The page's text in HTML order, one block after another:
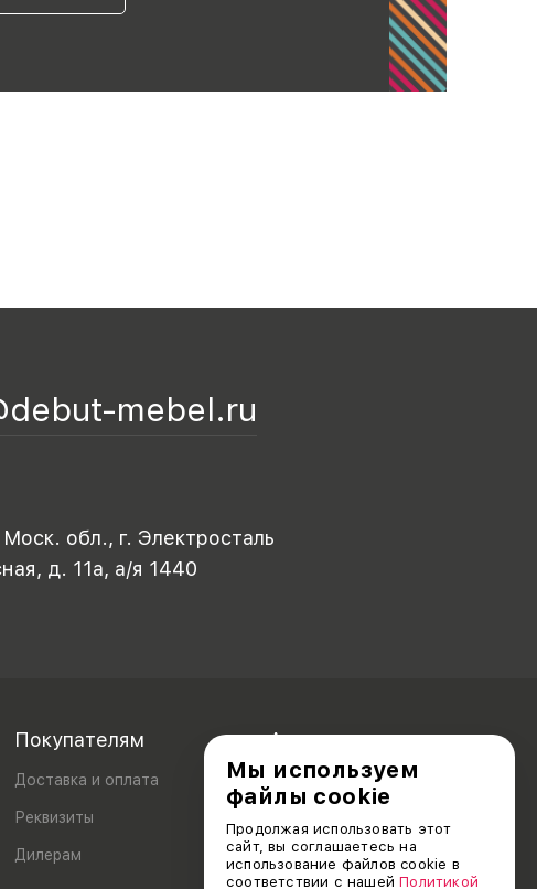
mebel.ru
обл., г. Электросталь
д. 11а, а/я 1440
Покупателям
Доставка и оплата
Реквизиты
Дилерам
Акционерам
Мы используем
файлы cookie
Продолжая использовать этот
сайт, вы соглашаетесь на
использование файлов cookie в
соответствии с нашейПолитикой